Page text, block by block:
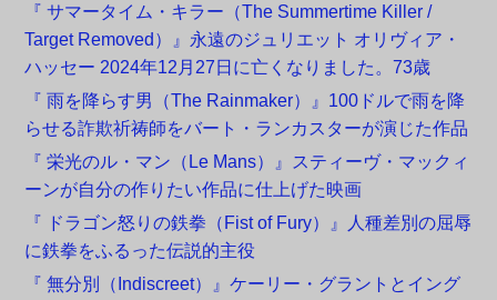
『 サマータイム・キラー（The Summertime Killer /
Target Removed）』永遠のジュリエット オリヴィア・
ハッセー 2024年12月27日に亡くなりました。73歳
『 雨を降らす男（The Rainmaker）』100ドルで雨を降
らせる詐欺祈祷師をバート・ランカスターが演じた作品
『 栄光のル・マン（Le Mans）』スティーヴ・マックィ
ーンが自分の作りたい作品に仕上げた映画
『 ドラゴン怒りの鉄拳（Fist of Fury）』人種差別の屈辱
に鉄拳をふるった伝説的主役
『 無分別（Indiscreet）』ケーリー・グラントとイング